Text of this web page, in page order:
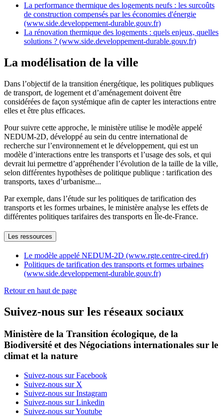
La performance thermique des logements neufs : les surcoûts
de construction compensés par les économies d'énergie
(www.side.developpement-durable.gouv.fr)
La rénovation thermique des logements : quels enjeux, quelles
solutions ? (www.side.developpement-durable.gouv.fr)
La modélisation de la ville
Dans l’objectif de la transition énergétique, les politiques publiques
de transport, de logement et d’aménagement doivent être
considérées de façon systémique afin de capter les interactions entre
elles et être plus efficaces.
Pour suivre cette approche, le ministère utilise le modèle appelé
NEDUM-2D, développé au sein du centre international de
recherche sur l’environnement et le développement, qui est un
modèle d’interactions entre les transports et l’usage des sols, et qui
devrait lui permettre d’appréhender l’évolution de la taille de la ville,
selon différentes hypothèses de politique publique : tarification des
transports, taxes d’urbanisme...
Par exemple, dans l’étude sur les politiques de tarification des
transports et les formes urbaines, le ministère analyse les effets de
différentes politiques tarifaires des transports en Île-de-France.
Les ressources
Le modèle appelé NEDUM-2D (www.rgte.centre-cired.fr)
Politiques de tarification des transports et formes urbaines
(www.side.developpement-durable.gouv.fr)
Retour en haut de page
Suivez-nous sur les réseaux sociaux
Ministère de la Transition écologique, de la
Biodiversité et des Négociations internationales sur le
climat et la nature
Suivez-nous sur Facebook
Suivez-nous sur X
Suivez-nous sur Instagram
Suivez-nous sur Linkedin
Suivez-nous sur Youtube